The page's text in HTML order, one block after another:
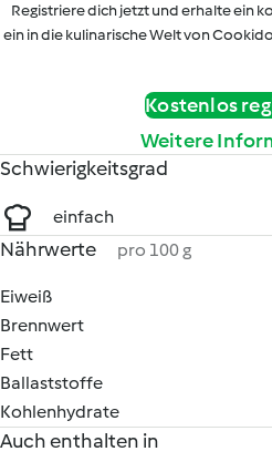
Registriere dich jetzt und erhalte ein
ein in die kulinarische Welt von
Kostenlos
Weitere
Schwierigkeitsgrad
einfach
Nährwerte pro 100 g
Eiweiß
Brennwert
Fett
Ballaststoffe
Kohlenhydrate
Auch enthalten in